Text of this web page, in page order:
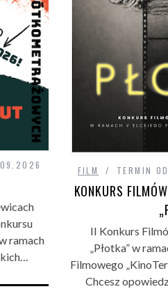
ramach
FILM TERMIN
KONKURS
II Konkurs
„Płotka” w
Filmowego
Chcesz